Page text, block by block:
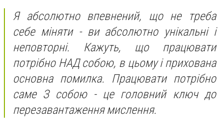
Я абсолютно впевнений, що не треба
себе міняти - ви абсолютно унікальні і
неповторні. Кажуть, що працювати
потрібно НАД собою, в цьому і прихована
основна помилка. Працювати потрібно
саме З собою - це головний ключ до
перезавантаження мислення.